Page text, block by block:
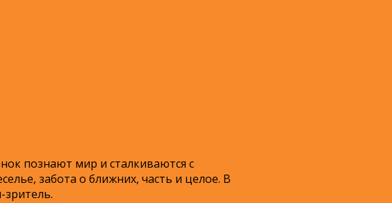
познают мир и сталкиваются с
забота о ближних, часть и целое. В
зритель.